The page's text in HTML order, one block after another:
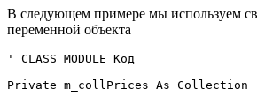
В следующем примере мы используем
переменной объекта
' CLASS MODULE Код
Private m_collPrices As Collection